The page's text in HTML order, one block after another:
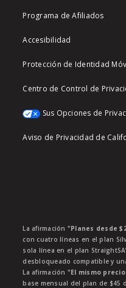
Programa de Afiliados
Accesibilidad
Protección de Identidad
Centro de Control de
Sus Opciones de
Aviso de Privacidad de
La afirmación "Planes desde
con cuatro líneas en el plan
sola línea en el plan
desbloqueado compatible y
La afirmación "El mismo
base mensual del plan de $45